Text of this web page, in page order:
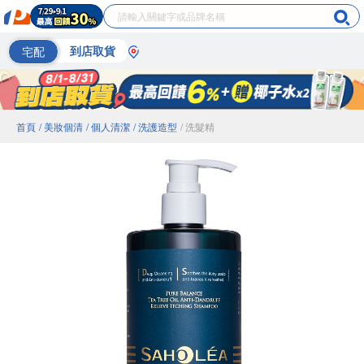
宅配 到店取貨
首頁 / 美妝個清 / 個人清潔 / 洗護造型 / 洗髮精